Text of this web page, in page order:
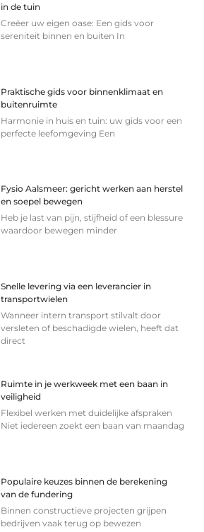
in de tuin
Creëer uw eigen oase: Een gids voor
sereniteit binnen en buiten In
Praktische gids voor binnenklimaat en
buitenruimte
Harmonie in huis en tuin: uw gids voor een
perfecte leefomgeving Een
Fysio Aalsmeer: gericht werken aan herstel
en soepel bewegen
Heb je last van pijn, stijfheid of een blessure
waardoor bewegen minder
Snelle levering via een leverancier in
transportwielen
Wanneer intern transport stilvalt door
versleten of beschadigde wielen, heeft dat
direct
Ruimte in je werkweek met een baan in
veiligheid
Flexibel werken met duidelijke afspraken
Niet iedereen zoekt een baan van maandag
Populaire keuzes binnen de berekening
van de fundering
Binnen constructieve projecten grijpen
bedrijven vaak terug op bewezen